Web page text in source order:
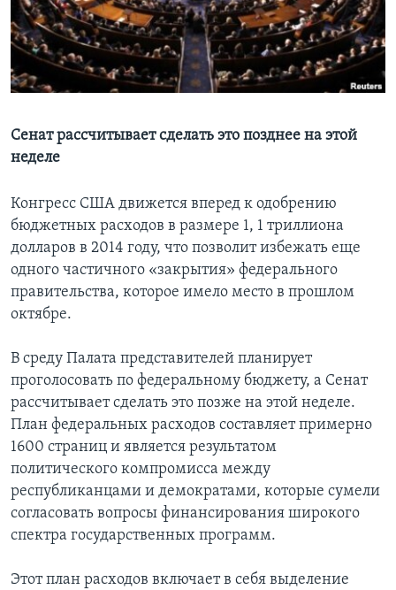
Learning English
СОЦИАЛЬНЫЕ СЕТИ
Языки
Сенат рассчитывает сделать это позднее на этой
неделе
Конгресс США движется вперед к одобрению
бюджетных расходов в размере 1, 1 триллиона
долларов в 2014 году, что позволит избежать еще
одного частичного «закрытия» федерального
правительства, которое имело место в прошлом
октябре.
В среду Палата представителей планирует
проголосовать по федеральному бюджету, а Сенат
рассчитывает сделать это позже на этой неделе.
План федеральных расходов составляет примерно
1600 страниц и является результатом
политического компромисса между
республиканцами и демократами, которые сумели
согласовать вопросы финансирования широкого
спектра государственных программ.
Этот план расходов включает в себя выделение